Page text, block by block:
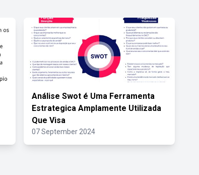
Análise Swot é Uma Ferramenta
Estrategica Amplamente Utilizada
Que Visa
07 September 2024